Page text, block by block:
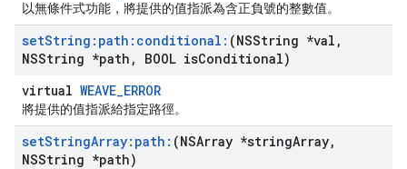
以無條件式功能，將提供的值指派為含正負號的整數值。
setString:path:conditional: (NSString *val ,
NSString *path , BOOL isConditional)
virtual WEAVE_ERROR
將提供的值指派給指定路徑。
setStringArray:path: (NSArray *stringArray,
NSString *path)